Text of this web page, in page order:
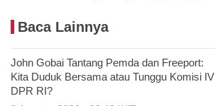
Baca Lainnya
John Gobai Tantang Pemda dan Freeport:
Kita Duduk Bersama atau Tunggu Komisi IV
DPR RI?